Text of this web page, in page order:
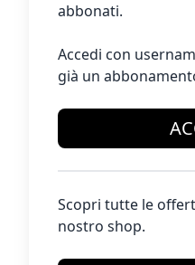
abbonati.
Accedi con
già un
Scopri tutte le
nostro shop.